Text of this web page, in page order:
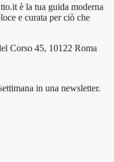
è la tua guida moderna
e curata per ciò che
Corso 45, 10122 Roma
in una newsletter.